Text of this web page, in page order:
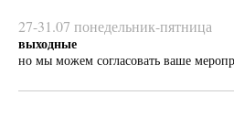
27-31.07 понедельник-пятница
выходные
но мы можем согласовать ваше